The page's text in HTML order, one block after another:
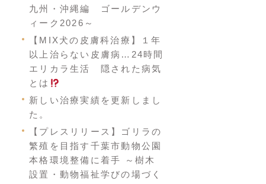
九州・沖縄編 ゴールデンウ
ィーク2026～
【MIX犬の皮膚科治療】１年
以上治らない皮膚病…24時間
エリカラ生活 隠された病気
とは
新しい治療実績を更新しまし
た。
【プレスリリース】ゴリラの
繁殖を目指す千葉市動物公園
本格環境整備に着手 ～樹木
設置・動物福祉学びの場づく